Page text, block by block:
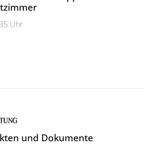
Uhr
Wuppertal sucht dringend
und Dokumente